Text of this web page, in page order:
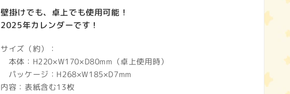
壁掛けでも、卓上でも使用可能！
2025年カレンダーです！
サイズ（約）：
本体：H220×W170×D80mm（卓上使用時）
パッケージ：H268×W185×D7mm
内容：表紙含む13枚